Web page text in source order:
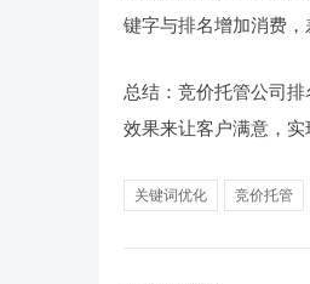
键字与排名增加消费
总结：竞价托管公司
效果来让客户满意，实
关键词优化 竞价托管